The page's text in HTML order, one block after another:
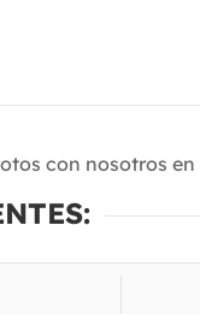
con nosotros en